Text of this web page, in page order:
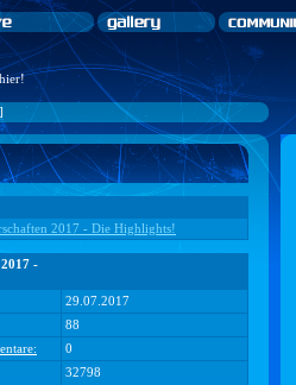
]
2017 - Die Highlights!
-
29.07.2017
88
0
32798